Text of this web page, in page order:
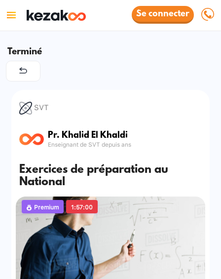
Se connecter
Terminé
SVT
Pr. Khalid El Khaldi
Enseignant de SVT depuis ans
Exercices de préparation au
National
Premium 1:57:00